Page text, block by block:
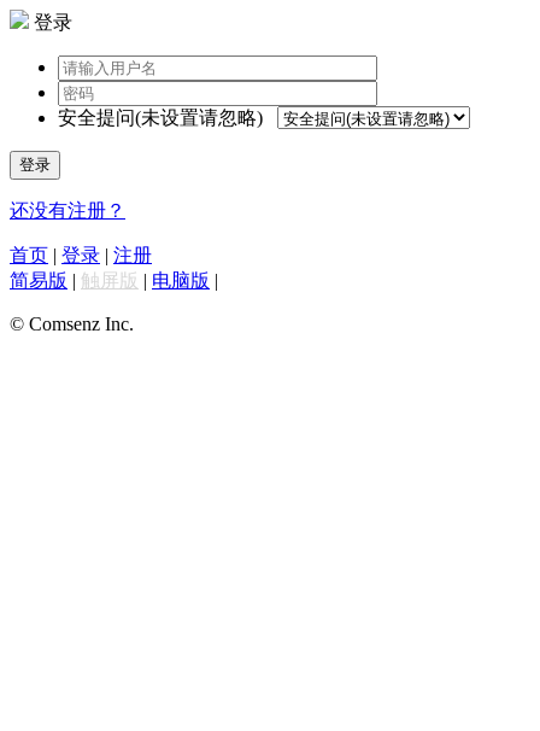
登录
安全提问(未设置请忽略)
登录
还没有注册？
首页 | 登录 | 注册
简易版 | 触屏版 | 电脑版 |
© Comsenz Inc.